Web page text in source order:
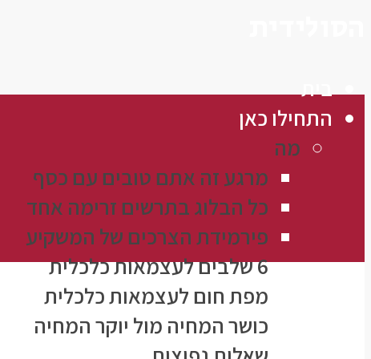
בית
התחילו כאן
מה
מרגע זה אתם טובים עם כסף
כל הבלוג בתרשים זרימה אחד
פירמידת הצרכים של המשקיע
6 שלבים לעצמאות כלכלית
מפת חום לעצמאות כלכלית
כושר המחיה מול יוקר המחיה